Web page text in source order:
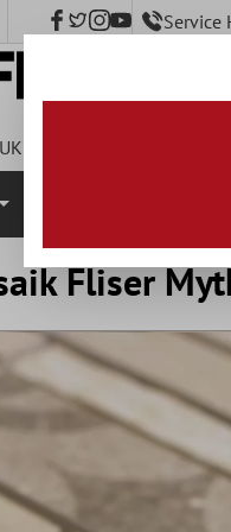
UK
Fliser